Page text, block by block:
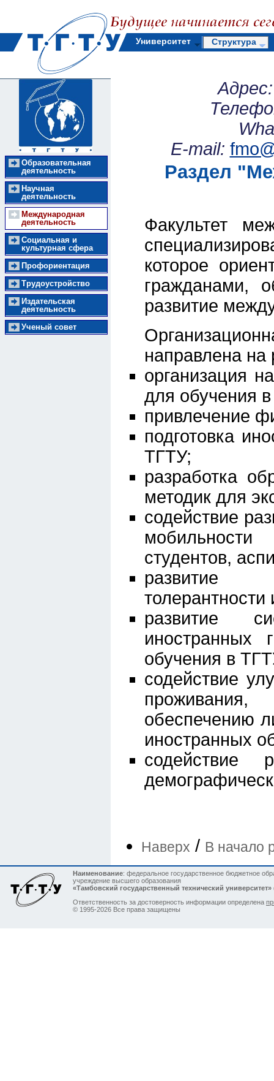
Университет Структура
Образовательная
деятельность
Научная
деятельность
Международная
деятельность
Социальная и
культурная сфера
Профориентация
Трудоустройство
Издательская
деятельность
Ученый совет
Адрес:
E-mail:
Раздел "
Факультет
которое
гражданами,
развитие
направлена
организация
для обучения
привлечение
подготовка
ТГТУ;
разработка
методик для
содействие
студентов,
развитие
толерантности
развитие
иностранных
обучения в
содействие
обеспечению
иностранных
содействие
Наверх / В начало
Наименование: федеральное государственное бюджетное
учреждение высшего образования
«Тамбовский государственный технический
Ответственность за достоверность информации определена
© 1995-2026 Все права защищены